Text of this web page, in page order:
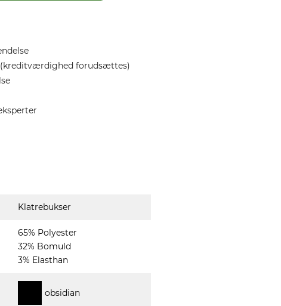
forudsættes)
Klatrebukser
65% Polyester
32% Bomuld
3% Elasthan
obsidian